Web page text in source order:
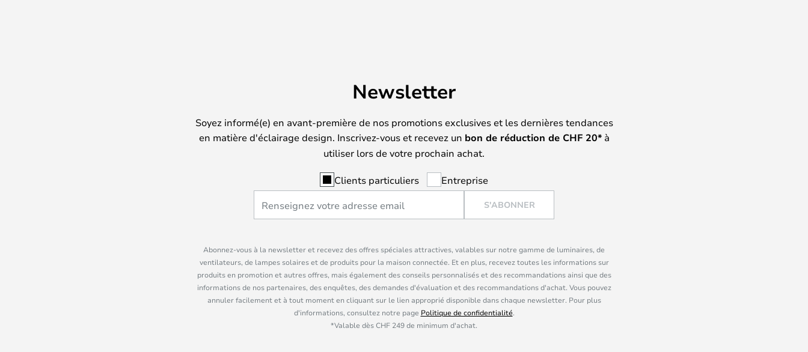
Newsletter
Soyez informé(e) en avant-première de nos promotions exclusives et les dernières tendances
en matière d'éclairage design. Inscrivez-vous et recevez un bon de réduction de CHF 20*à
utiliser lors de votre prochain achat.
Clients particuliers Entreprise
S'ABONNER
Abonnez-vous à la newsletter et recevez des offres spéciales attractives, valables sur notre gamme de luminaires, de
ventilateurs, de lampes solaires et de produits pour la maison connectée. Et en plus, recevez toutes les informations sur
produits en promotion et autres offres, mais également des conseils personnalisés et des recommandations ainsi que des
informations de nos partenaires, des enquêtes, des demandes d'évaluation et des recommandations d'achat. Vous pouvez
annuler facilement et à tout moment en cliquant sur le lien approprié disponible dans chaque newsletter. Pour plus
d'informations, consultez notre page Politique de confidentialité.
*Valable dès CHF 249 de minimum d'achat.